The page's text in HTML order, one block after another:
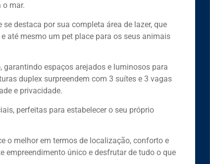
o mar.
destaca por sua completa área de lazer, que
até mesmo um pet place para os seus animais
espaços arejados e luminosos para
duplex surpreendem com 3 suítes e 3 vagas
e privacidade.
perfeitas para estabelecer o seu próprio
o melhor em termos de localização, conforto e
empreendimento único e desfrutar de tudo o que